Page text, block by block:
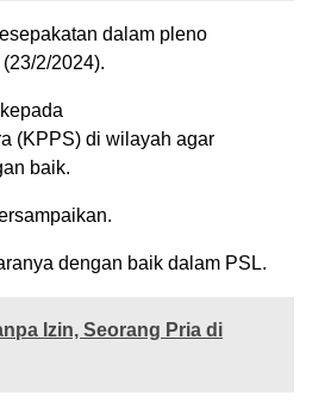
dalam pleno
2/2024).
(KPPS) di wilayah agar
baik.
dengan baik dalam PSL.
Izin, Seorang Pria di